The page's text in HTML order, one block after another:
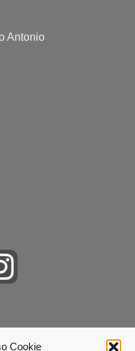
Cookie
Antonio